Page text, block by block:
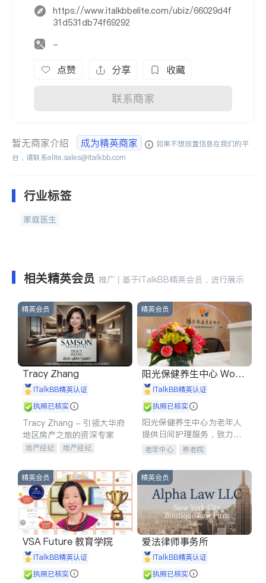
https://www.italkbbelite.com/ubiz/66029d4f
31d531db74f69292
-
点赞 分享 收藏
联系商家
暂无商家介绍 成为精英商家
如果不想放置信息在我们的平
台，请联系elite.sales@italkbb.com
行业标签
家庭医生
相关精英会员 推广 | 基于iTalkBB精英会员，进行展示
精英会员
Tracy Zhang
iTalkBB精英认证
执照已核实
Tracy Zhang - 引领大华府
地区房产之旅的资深专家
地产经纪
地产经纪
商铺租售
开发商建商
精英会员
阳光保健养生中心 World
shine
iTalkBB精英认证
执照已核实
阳光保健养生中心为老年人
提供日间护理服务，致力于
通过持续的护理创新来有效
老年中心 养老院
精英会员
VSA Future 教育学院
iTalkBB精英认证
执照已核实
精英会员
爱法律师事务所
iTalkBB精英认证
执照已核实